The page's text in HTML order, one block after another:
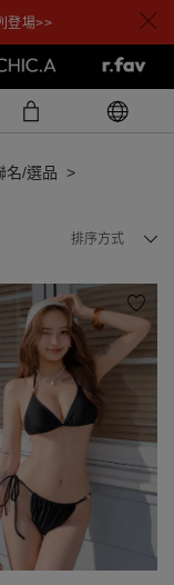
登場>>
名/選品
排序方式